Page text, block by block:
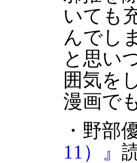
いても
んでし
と思い
囲気を
漫画で
・野部
11）』